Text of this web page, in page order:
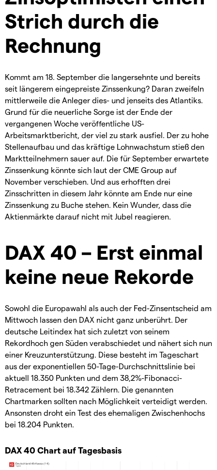
Strich durch die
Rechnung
Kommt am 18. September die langersehnte und bereits
seit längerem eingepreiste Zinssenkung? Daran zweifeln
mittlerweile die Anleger dies- und jenseits des Atlantiks.
Grund für die neuerliche Sorge ist der Ende der
vergangenen Woche veröffentliche US-
Arbeitsmarktbericht, der viel zu stark ausfiel. Der zu hohe
Stellenaufbau und das kräftige Lohnwachstum stieß den
Marktteilnehmern sauer auf. Die für September erwartete
Zinssenkung könnte sich laut der CME Group auf
November verschieben. Und aus erhofften drei
Zinsschritten in diesem Jahr könnte am Ende nur eine
Zinssenkung zu Buche stehen. Kein Wunder, dass die
Aktienmärkte darauf nicht mit Jubel reagieren.
DAX 40 – Erst einmal
keine neue Rekorde
Sowohl die Europawahl als auch der Fed-Zinsentscheid am
Mittwoch lassen den DAX nicht ganz unberührt. Der
deutsche Leitindex hat sich zuletzt von seinem
Rekordhoch gen Süden verabschiedet und nähert sich nun
einer Kreuzunterstützung. Diese besteht im Tageschart
aus der exponentiellen 50-Tage-Durchschnittslinie bei
aktuell 18.350 Punkten und dem 38,2%-Fibonacci-
Retracement bei 18.342 Zählern. Die genannten
Chartmarken sollten nach Möglichkeit verteidigt werden.
Ansonsten droht ein Test des ehemaligen Zwischenhochs
bei 18.204 Punkten.
DAX 40 Chart auf Tagesbasis